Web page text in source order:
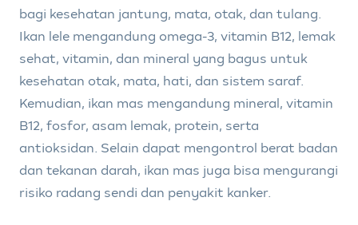
bagi kesehatan jantung, mata, otak, dan tulang.
Ikan lele mengandung omega-3, vitamin B12, lemak
sehat, vitamin, dan mineral yang bagus untuk
kesehatan otak, mata, hati, dan sistem saraf.
Kemudian, ikan mas mengandung mineral, vitamin
B12, fosfor, asam lemak, protein, serta
antioksidan. Selain dapat mengontrol berat badan
dan tekanan darah, ikan mas juga bisa mengurangi
risiko radang sendi dan penyakit kanker.